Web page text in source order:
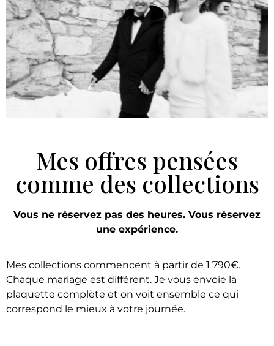
Mes offres pensées
comme des collections
Vous ne réservez pas des heures. Vous réservez
une expérience.
Mes collections commencent à partir de 1 790€.
Chaque mariage est différent. Je vous envoie la
plaquette complète et on voit ensemble ce qui
correspond le mieux à votre journée.